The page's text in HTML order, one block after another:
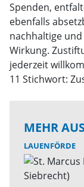
Spenden,
ebenfalls
nachhaltige
Wirkung.
jederzeit
11 Stichwort:
MEHR
LAUENFÖRDE